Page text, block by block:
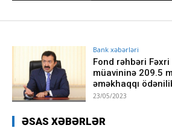
Bank xəbərləri
Fond rəhbəri Fəxri
müavininə 209.5
əməkhaqqı
23/05/2023
ƏSAS XƏBƏRLƏR